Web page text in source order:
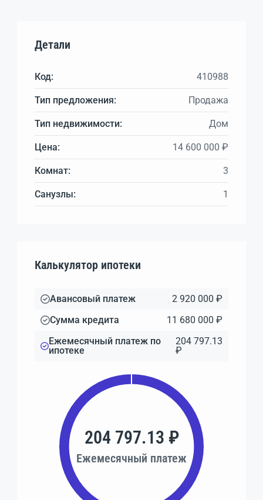
Детали
Код: 410988
Тип предложения: Продажа
Тип недвижимости: Дом
Цена: 14 600 000 ₽
Комнат: 3
Санузлы: 1
Калькулятор ипотеки
Авансовый платеж
2 920 000 ₽
Сумма кредита
11 680 000 ₽
Ежемесячный платеж по
ипотеке
204 797.13
₽
204 797.13 ₽
Ежемесячный платеж